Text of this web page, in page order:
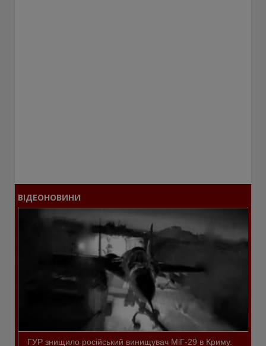
ВІДЕОНОВИНИ
ГУР знищило російський винищувач МіГ-29 в Криму.